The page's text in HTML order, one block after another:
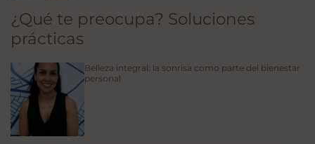
¿Qué te preocupa? Soluciones
prácticas
Belleza integral: la sonrisa como parte del bienestar
personal